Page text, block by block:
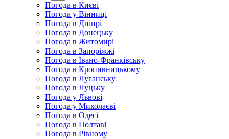
Погода в Києві
Погода у Вінниці
Погода в Дніпрі
Погода в Донецьку
Погода в Житомирі
Погода в Запоріжжі
Погода в Івано-Франківську
Погода в Кропивницькому
Погода в Луганську
Погода в Луцьку
Погода у Львові
Погода у Миколаєві
Погода в Одесі
Погода в Полтаві
Погода в Рівному